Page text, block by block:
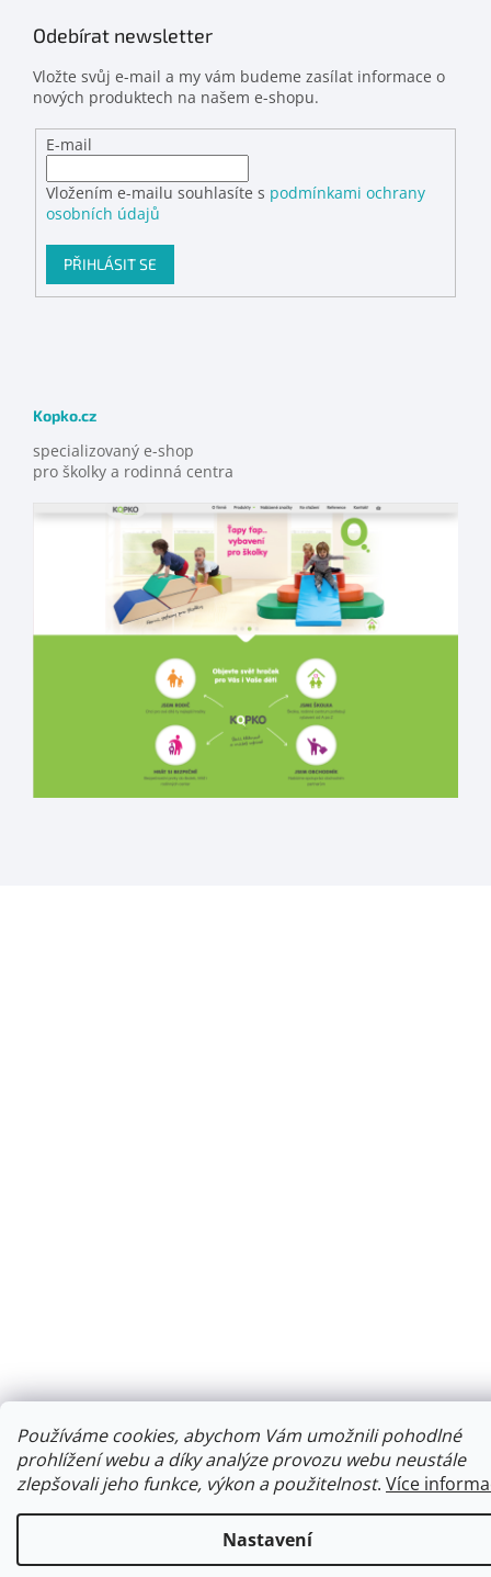
Používáme cookies, abychom Vám umožnili pohodlné
prohlížení webu a díky analýze provozu webu neustále
zlepšovali jeho funkce, výkon a použitelnost. Více
Nastavení
Odebírat newsletter
Vložte svůj e-mail a my vám budeme zasílat informace o
nových produktech na našem e-shopu.
E-mail
Vložením e-mailu souhlasíte s podmínkami ochrany
osobních údajů
PŘIHLÁSIT SE
Kopko.cz
specializovaný e-shop
pro školky a rodinná centra